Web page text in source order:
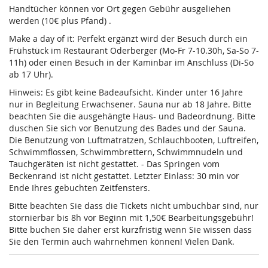
Handtücher können vor Ort gegen Gebühr ausgeliehen
werden (10€ plus Pfand) .
Make a day of it: Perfekt ergänzt wird der Besuch durch ein
Frühstück im Restaurant Oderberger (Mo-Fr 7-10.30h, Sa-So 7-
11h) oder einen Besuch in der Kaminbar im Anschluss (Di-So
ab 17 Uhr).
Hinweis: Es gibt keine Badeaufsicht. Kinder unter 16 Jahre
nur in Begleitung Erwachsener. Sauna nur ab 18 Jahre. Bitte
beachten Sie die ausgehängte Haus- und Badeordnung. Bitte
duschen Sie sich vor Benutzung des Bades und der Sauna.
Die Benutzung von Luftmatratzen, Schlauchbooten, Luftreifen,
Schwimmflossen, Schwimmbrettern, Schwimmnudeln und
Tauchgeräten ist nicht gestattet. - Das Springen vom
Beckenrand ist nicht gestattet. Letzter Einlass: 30 min vor
Ende Ihres gebuchten Zeitfensters.
Bitte beachten Sie dass die Tickets nicht umbuchbar sind, nur
stornierbar bis 8h vor Beginn mit 1,50€ Bearbeitungsgebühr!
Bitte buchen Sie daher erst kurzfristig wenn Sie wissen dass
Sie den Termin auch wahrnehmen können! Vielen Dank.